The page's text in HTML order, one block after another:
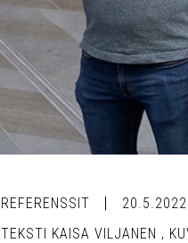
REFERENSSIT
20.5.2022
TEKSTI KAISA VILJANEN ,